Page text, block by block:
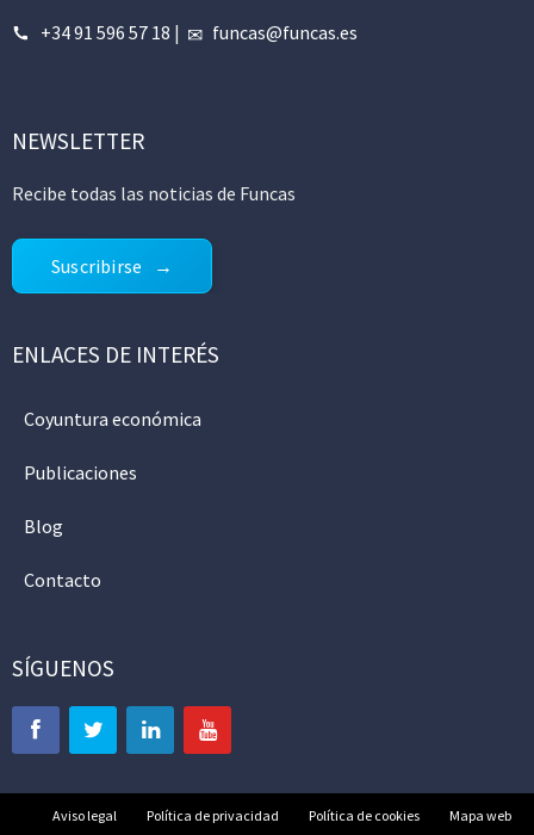
+34 91 596 57 18 | funcas@funcas.es
NEWSLETTER
Recibe todas las noticias de Funcas
Suscribirse
ENLACES DE INTERÉS
Coyuntura económica
Publicaciones
Blog
Contacto
SÍGUENOS
Aviso legal Política de privacidad Política de cookies Mapa web